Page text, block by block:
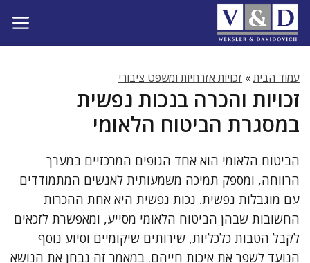
לדלג
לתוכן
עמוד הבית» זכויות אזרחיות ומשפט ציבורי
זכויות והכרה בנכות נפשית
במסגרת הביטוח הלאומי
הביטוח הלאומי הוא אחד הגופים המרכזיים במערך
הרווחה, ומספק תמיכה משמעותית לאנשים המתמודדים
עם מוגבלות נפשית. נכות נפשית היא אחת ההכרות
החשובות שבהן הביטוח הלאומי מסייע, ומאפשרת לזכאים
לקבל הטבות כלכליות, שירותים שיקומיים וסיוע נוסף
הנועד לשפר את איכות חייהם. במאמר זה נבחן את הנושא